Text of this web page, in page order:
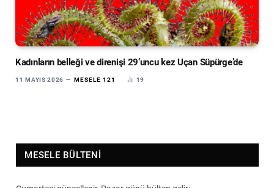
Kadınların belleği ve direnişi 29’uncu kez Uçan Süpürge’de
11 MAYIS 2026 MESELE 121 19
MESELE BÜLTENI